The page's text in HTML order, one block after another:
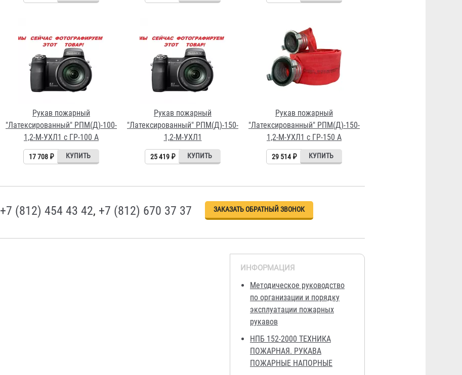
Рукав пожарный
"Латексированный" РПМ(Д)-100-
1,2-М-УХЛ1 с ГР-100 А
17 708 ₽
Рукав пожарный
"Латексированный" РПМ(Д)-150-
1,2-М-УХЛ1
25 419 ₽
Рукав пожарный
"Латексированный" РПМ(Д)-150-
1,2-М-УХЛ1 с ГР-150 А
29 514 ₽
+7 (812) 454 43 42, +7 (812) 670 37 37 ЗАКАЗАТЬ ОБРАТНЫЙ ЗВОНОК
ИНФОРМАЦИЯ
Методическое руководство
по организации и порядку
эксплуатации пожарных
рукавов
НПБ 152-2000 ТЕХНИКА
ПОЖАРНАЯ. РУКАВА
ПОЖАРНЫЕ НАПОРНЫЕ